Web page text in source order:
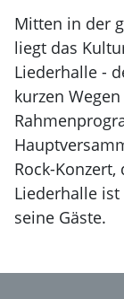
Mitten in der
liegt das
Liederhalle -
kurzen
Rock-
Liederhalle
seine Gäste.